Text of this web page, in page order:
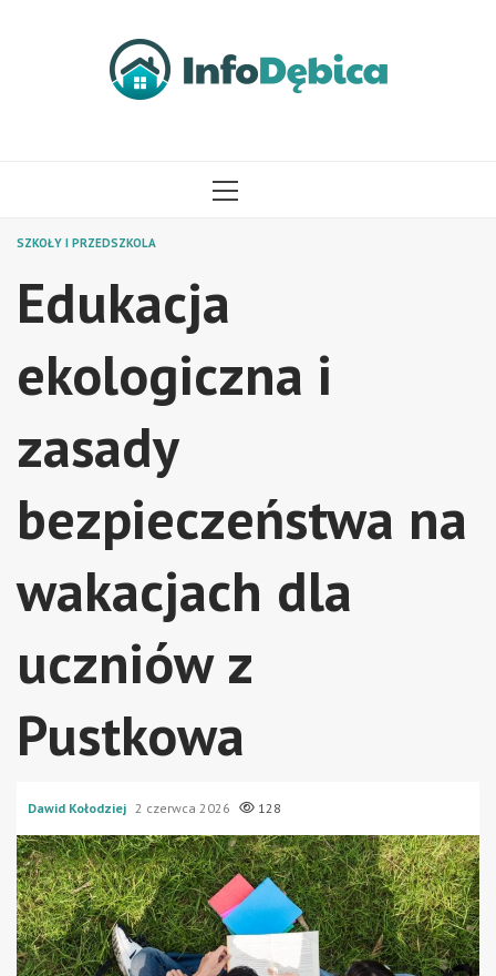
MENU
SZKOŁY I PRZEDSZKOLA
Edukacja
ekologiczna i
zasady
bezpieczeństwa na
wakacjach dla
uczniów z
Pustkowa
Dawid Kołodziej 2 czerwca 2026 128